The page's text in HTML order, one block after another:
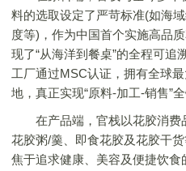
料的选取设定了严苛标准(如海
度等)，作为中国首个实施高品
现了“从海洋到餐桌”的全程可追
工厂通过MSC认证，拥有全球
地，真正实现“原料-加工-销售”全
在产品端，官栈以花胶消费
花胶粥/羹、即食花胶及花胶干
焦于追求健康、美容及便捷饮